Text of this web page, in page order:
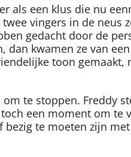
als een klus die nu
vingers in de neus
gedacht door de
kwamen ze van
toon
te stoppen. Freddy
een moment om te
te moeten zijn